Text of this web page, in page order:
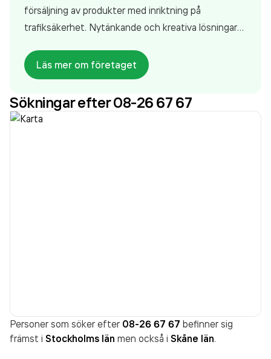
försäljning av produkter med inriktning på
trafiksäkerhet. Nytänkande och kreativa lösningar
och framstående materialval gör att vi med stor
säkerhet kan tillgodose och överträffa våra kunders
krav på ökad synlighet och god trafiksäkerhet. Att
myndigheternas krav samtidigt efterlevs är något
Läs mer om företaget
Sökningar efter 08-26 67 67
Personer som söker efter 08-26 67 67 befinner sig
främst i Stockholms län men också i Skåne län.